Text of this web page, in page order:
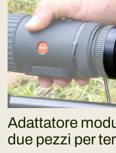
Adattatore
due pezzi per